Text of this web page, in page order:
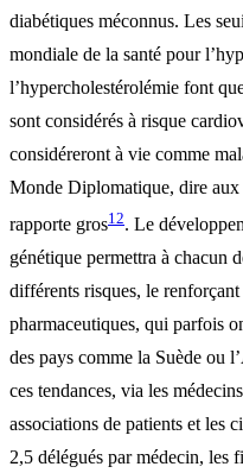
diabétiques méconnus. Les
mondiale de la santé pour
l’hypercholestérolémie font
sont considérés à risque
considéreront à vie comme
Monde Diplomatique, dire aux
rapporte gros12. Le
génétique permettra à chacun
différents risques, le
pharmaceutiques, qui parfois
des pays comme la Suède ou
ces tendances, via les
associations de patients et les
2,5 délégués par médecin, les